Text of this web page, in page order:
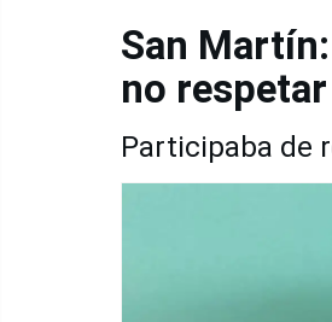
San
no
Participaba de